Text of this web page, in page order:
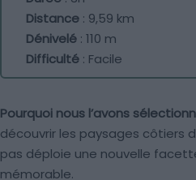
Distance : 9,59 km
Dénivelé : 110 m
Difficulté : Facile
Pourquoi nous l’avons
découvrir les paysages côtiers
pas déploie une nouvelle
mémorable.